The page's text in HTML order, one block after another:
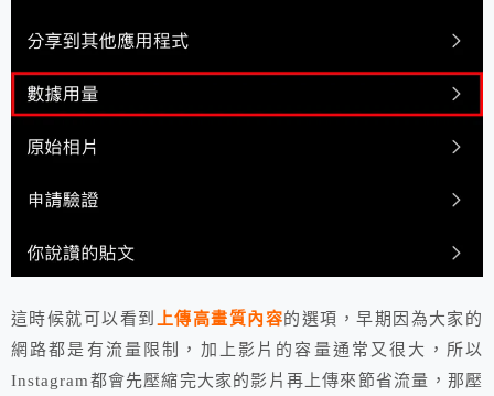
這時候就可以看到 上傳高畫質內容的選項，早期因為大家的
網路都是有流量限制，加上影片的容量通常又很大，所以
Instagram都會先壓縮完大家的影片再上傳來節省流量，那壓